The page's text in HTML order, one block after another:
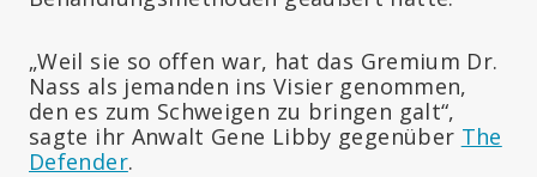
„Weil sie so offen war, hat das Gremium Dr.
Nass als jemanden ins Visier genommen,
den es zum Schweigen zu bringen galt“,
sagte ihr Anwalt Gene Libby gegenüber The
Defender.